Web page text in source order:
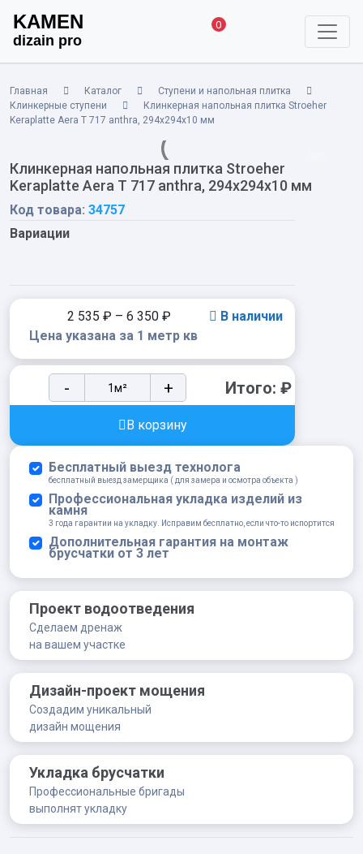
KAMEN
dizain pro
0
Главная Каталог
Ступени и напольная плитка
Клинкерные ступени
Клинкерная напольная плитка Stroeher
Keraplatte Aera T 717 anthra, 294х294х10 мм
Клинкерная напольная плитка Stroeher
Keraplatte Aera T 717 anthra, 294х294х10 мм
Код товара: 34757
Вариации
2 535 ₽ – 6 350 ₽
В наличии
Цена указана за 1 метр кв
Клинкерная
напольная
Keraplatte
Aera
T
717
anthra,
294х294х10
мм
quantity
- + Итого: ₽
В корзину
Бесплатный выезд технолога
бесплатный выезд замерщика ( для замера и осмотра объекта )
Профессиональная укладка изделий из
камня
3 года гарантии на укладку. Исправим бесплатно, если что-то испортится
Дополнительная гарантия на монтаж
брусчатки от 3 лет
Проект водоотведения
Сделаем дренаж
на вашем участке
Дизайн-проект мощения
Создадим уникальный
дизайн мощения
Укладка брусчатки
Профессиональные бригады
выполнят укладку